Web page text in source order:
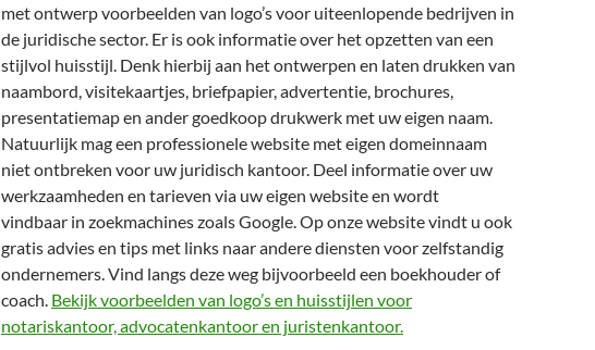
met ontwerp voorbeelden van logo’s voor uiteenlopende bedrijven in
de juridische sector. Er is ook informatie over het opzetten van een
stijlvol huisstijl. Denk hierbij aan het ontwerpen en laten drukken van
naambord, visitekaartjes, briefpapier, advertentie, brochures,
presentatiemap en ander goedkoop drukwerk met uw eigen naam.
Natuurlijk mag een professionele website met eigen domeinnaam
niet ontbreken voor uw juridisch kantoor. Deel informatie over uw
werkzaamheden en tarieven via uw eigen website en wordt
vindbaar in zoekmachines zoals Google. Op onze website vindt u ook
gratis advies en tips met links naar andere diensten voor zelfstandig
ondernemers. Vind langs deze weg bijvoorbeeld een boekhouder of
coach. Bekijk voorbeelden van logo’s en huisstijlen voor
notariskantoor, advocatenkantoor en juristenkantoor.